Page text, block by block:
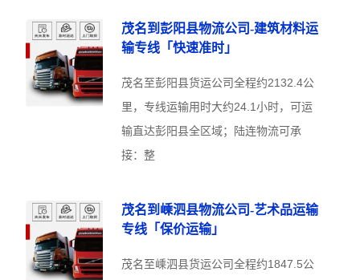
茂名到彭阳县物流公司-建筑材料运
输专线「快速准时」
茂名至彭阳县货运公司全程约2132.4公
里，专线运输用时大约24.1小时，可运
输直达彭阳县全区域；陆连物流可承
接：整
茂名到嵊泗县物流公司-艺术品运输
专线「保价运输」
茂名至嵊泗县货运公司全程约1847.5公